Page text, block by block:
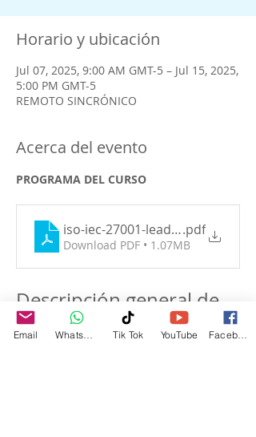
Horario y ubicación
Jul 07, 2025, 9:00 AM GMT-5 – Jul 15, 2025,
5:00 PM GMT-5
REMOTO SINCRÓNICO
Acerca del evento
PROGRAMA DEL CURSO
iso-iec-27001-lead-implementer-
.pdf
Download PDF • 1.07MB
Descripción general de
ISO/IEC 27001
Email Tik Tok YouTube